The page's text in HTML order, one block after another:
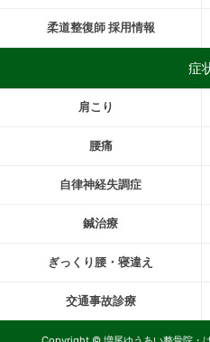
柔道整復師 採用情報
症
肩こり
腰痛
自律神経失調症
鍼治療
ぎっくり腰・寝違え
交通事故診療